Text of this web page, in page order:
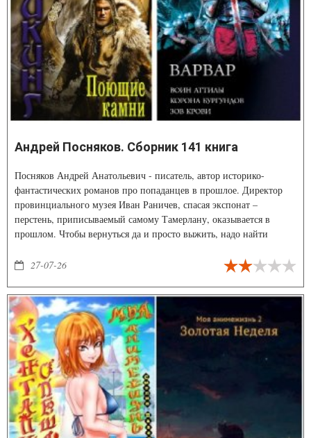
Андрей Посняков. Сборник 141 книга
Посняков Андрей Анатольевич - писатель, автор историко-
фантастических романов про попаданцев в прошлое. Директор
провинциального музея Иван Раничев, спасая экспонат –
перстень, приписываемый самому Тамерлану, оказывается в
прошлом. Чтобы вернуться да и просто выжить, надо найти
27-07-26